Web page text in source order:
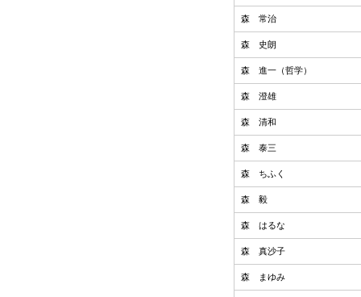
森 常治
森 史朗
森 進一（哲学）
森 澄雄
森 清和
森 泰三
森 ちふく
森 毅
森 はるな
森 真沙子
森 まゆみ